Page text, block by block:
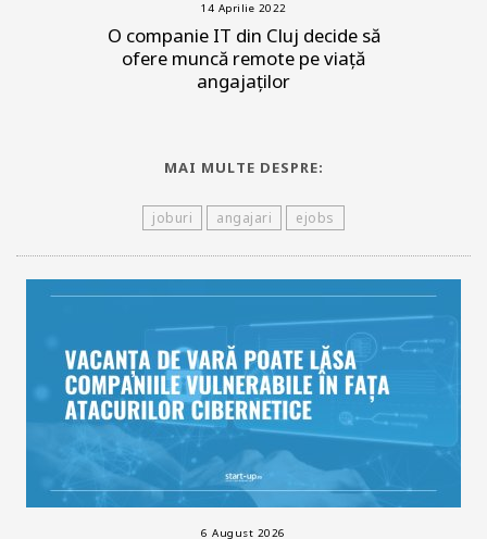
14 Aprilie 2022
O companie IT din Cluj decide să
ofere muncă remote pe viață
angajaților
MAI MULTE DESPRE:
joburi angajari ejobs
6 August 2026